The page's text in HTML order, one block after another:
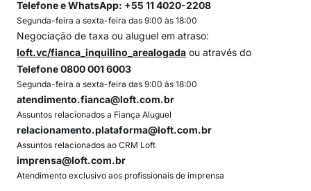
Telefone e WhatsApp: +55 11 4020-2208
Segunda-feira a sexta-feira das 9:00 às 18:00
Negociação de taxa ou aluguel em atraso:
loft.vc/fianca_inquilino_arealogada ou através do
Telefone 0800 001 6003
Segunda-feira a sexta-feira das 9:00 às 18:00
atendimento.fianca@loft.com.br
Assuntos relacionados a Fiança Aluguel
relacionamento.plataforma@loft.com.br
Assuntos relacionados ao CRM Loft
imprensa@loft.com.br
Atendimento exclusivo aos profissionais de imprensa